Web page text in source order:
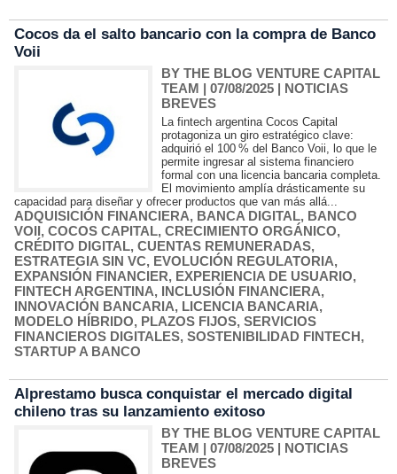
Cocos da el salto bancario con la compra de Banco
Voii
BY THE BLOG VENTURE CAPITAL
TEAM | 07/08/2025 | NOTICIAS
BREVES
La fintech argentina Cocos Capital
protagoniza un giro estratégico clave:
adquirió el 100 % del Banco Voii, lo que le
permite ingresar al sistema financiero
formal con una licencia bancaria completa.
El movimiento amplía drásticamente su
capacidad para diseñar y ofrecer productos que van más allá...
ADQUISICIÓN FINANCIERA, BANCA DIGITAL, BANCO
VOII, COCOS CAPITAL, CRECIMIENTO ORGÁNICO,
CRÉDITO DIGITAL, CUENTAS REMUNERADAS,
ESTRATEGIA SIN VC, EVOLUCIÓN REGULATORIA,
EXPANSIÓN FINANCIER, EXPERIENCIA DE USUARIO,
FINTECH ARGENTINA, INCLUSIÓN FINANCIERA,
INNOVACIÓN BANCARIA, LICENCIA BANCARIA,
MODELO HÍBRIDO, PLAZOS FIJOS, SERVICIOS
FINANCIEROS DIGITALES, SOSTENIBILIDAD FINTECH,
STARTUP A BANCO
Alprestamo busca conquistar el mercado digital
chileno tras su lanzamiento exitoso
BY THE BLOG VENTURE CAPITAL
TEAM | 07/08/2025 | NOTICIAS
BREVES